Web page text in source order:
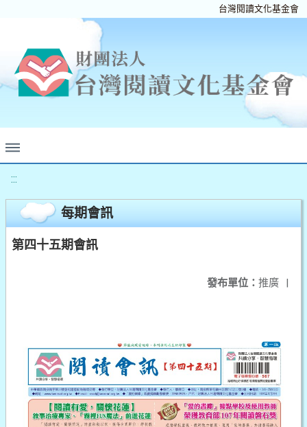
台灣閱讀文化基金會
:::
每期會訊
第四十五期會訊
發布單位： 推廣 |